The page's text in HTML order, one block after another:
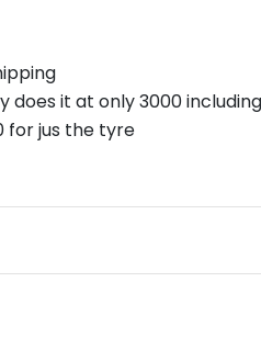
it at only 3000
for jus the tyre